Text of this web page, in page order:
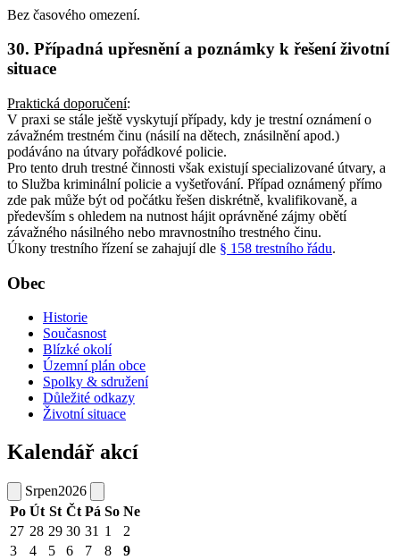
Bez časového omezení.
30. Případná upřesnění a poznámky k řešení životní
situace
Praktická doporučení:
V praxi se stále ještě vyskytují případy, kdy je trestní oznámení o
závažném trestném činu (násilí na dětech, znásilnění apod.)
podáváno na útvary pořádkové policie.
Pro tento druh trestné činnosti však existují specializované útvary, a
to Služba kriminální policie a vyšetřování. Případ oznámený přímo
zde pak může být od počátku řešen diskrétně, kvalifikovaně, a
především s ohledem na nutnost hájit oprávněné zájmy obětí
závažného násilného nebo mravnostního trestného činu.
Úkony trestního řízení se zahajují dle § 158 trestního řádu.
Obec
Historie
Současnost
Blízké okolí
Územní plán obce
Spolky & sdružení
Důležité odkazy
Životní situace
Kalendář akcí
Srpen2026
Po Út St Čt Pá So Ne
27 28 29 30 31 1
2
3
4 5 6 7 8
9